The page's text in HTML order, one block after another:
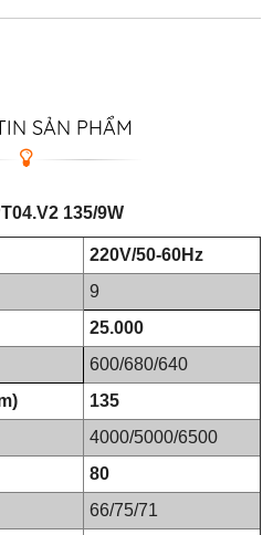
SẢN PHẨM
135/9W
220V/50-60Hz
9
25.000
600/680/640
135
4000/5000/6500
80
66/75/71